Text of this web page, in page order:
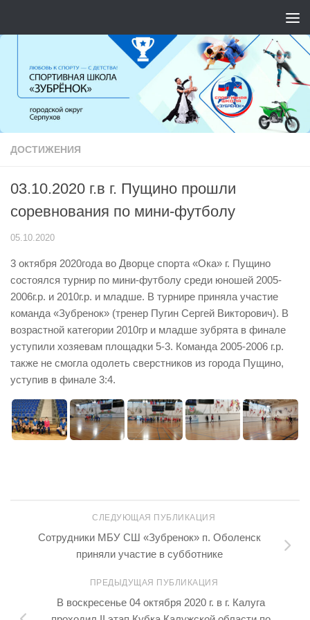
ДОСТИЖЕНИЯ
03.10.2020 г.в г. Пущино прошли
соревнования по мини-футболу
05.10.2020
3 октября 2020года во Дворце спорта «Ока» г. Пущино
состоялся турнир по мини-футболу среди юношей 2005-
2006г.р. и 2010г.р. и младше. В турнире приняла участие
команда «Зубренок» (тренер Пугин Сергей Викторович). В
возрастной категории 2010гр и младше зубрята в финале
уступили хозяевам площадки 5-3. Команда 2005-2006 г.р.
также не смогла одолеть сверстников из города Пущино,
уступив в финале 3:4.
СЛЕДУЮЩАЯ ПУБЛИКАЦИЯ
Сотрудники МБУ СШ «Зубренок» п. Оболенск
приняли участие в субботнике
ПРЕДЫДУЩАЯ ПУБЛИКАЦИЯ
В воскресенье 04 октября 2020 г. в г. Калуга